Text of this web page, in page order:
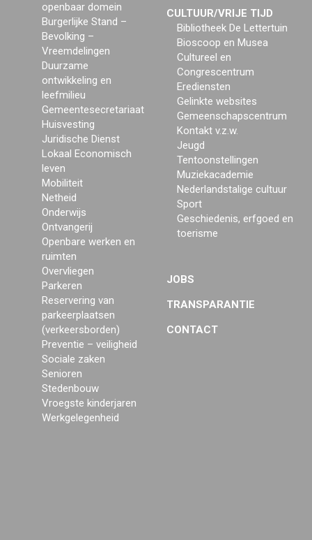
openbaar domein
Burgerlijke Stand –
Bevolking –
Vreemdelingen
Duurzame
ontwikkeling en
leefmilieu
Gemeentesecretariaat
Huisvesting
Juridische Dienst
Lokaal Economisch
leven
Mobiliteit
Netheid
Onderwijs
Ontvangerij
Openbare werken en
ruimten
Overvliegen
Parkeren
Reservering van
parkeerplaatsen
(verkeersborden)
Preventie – veiligheid
Sociale zaken
Senioren
Stedenbouw
Vroegste kinderjaren
Werkgelegenheid
CULTUUR/VRIJE TIJD
Bibliotheek De Lettertuin
Bioscoop en Musea
Cultureel en
Congrescentrum
Erediensten
Gelinkte websites
Gemeenschapscentrum
Kontakt v.z.w.
Jeugd
Tentoonstellingen
Muziekacademie
Nederlandstalige cultuur
Sport
Geschiedenis, erfgoed en
toerisme
JOBS
TRANSPARANTIE
CONTACT